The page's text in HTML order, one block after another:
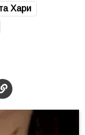
Хари